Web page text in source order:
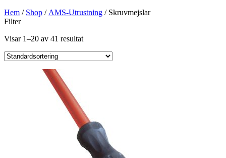
Hem / Shop / AMS-Utrustning / Skruvmejslar
Filter
Visar 1–20 av 41 resultat